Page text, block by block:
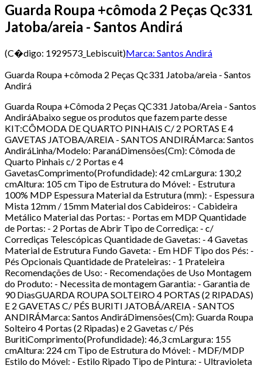
Guarda Roupa +cômoda 2 Peças Qc331
Jatoba/areia - Santos Andirá
(C�digo: 1929573_Lebiscuit)Marca: Santos Andirá
Guarda Roupa +cômoda 2 Peças Qc331 Jatoba/areia - Santos
Andirá
Guarda Roupa +Cômoda 2 Peças QC331 Jatoba/Areia - Santos
AndiráAbaixo segue os produtos que fazem parte desse
KIT:CÔMODA DE QUARTO PINHAIS C/ 2 PORTAS E 4
GAVETAS JATOBA/AREIA - SANTOS ANDIRÁMarca: Santos
AndiráLinha/Modelo: ParanáDimensões(Cm): Cômoda de
Quarto Pinhais c/ 2 Portas e 4
GavetasComprimento(Profundidade): 42 cmLargura: 130,2
cmAltura: 105 cm Tipo de Estrutura do Móvel: - Estrutura
100% MDP Espessura Material da Estrutura (mm): - Espessura
Mista 12mm / 15mm Material dos Cabideiros: - Cabideira
Metálico Material das Portas: - Portas em MDP Quantidade
de Portas: - 2 Portas de Abrir Tipo de Corrediça: - c/
Corrediças Telescópicas Quantidade de Gavetas: - 4 Gavetas
Material de Estrutura Fundo Gaveta: - Em HDF Tipo dos Pés: -
Pés Opcionais Quantidade de Prateleiras: - 1 Prateleira
Recomendações de Uso: - Recomendações de Uso Montagem
do Produto: - Necessita de montagem Garantia: - Garantia de
90 DiasGUARDA ROUPA SOLTEIRO 4 PORTAS (2 RIPADAS)
E 2 GAVETAS C/ PÉS BURITI JATOBÁ/AREIA - SANTOS
ANDIRÁMarca: Santos AndiráDimensões(Cm): Guarda Roupa
Solteiro 4 Portas (2 Ripadas) e 2 Gavetas c/ Pés
BuritiComprimento(Profundidade): 46,3 cmLargura: 155
cmAltura: 224 cm Tipo de Estrutura do Móvel: - MDF/MDP
Estilo do Móvel: - Estilo Ripado Tipo de Pintura: - Ultravioleta